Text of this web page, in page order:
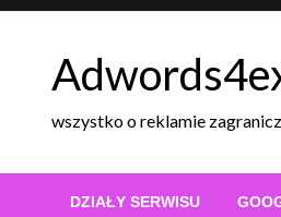
Skip
wszystko o reklamie
DZIAŁY SERWISU